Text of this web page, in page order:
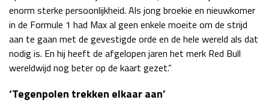
enorm sterke persoonlijkheid. Als jong broekie en nieuwkomer
in de Formule 1 had Max al geen enkele moeite om de strijd
aan te gaan met de gevestigde orde en de hele wereld als dat
nodig is. En hij heeft de afgelopen jaren het merk Red Bull
wereldwijd nog beter op de kaart gezet.”
‘Tegenpolen trekken elkaar aan’